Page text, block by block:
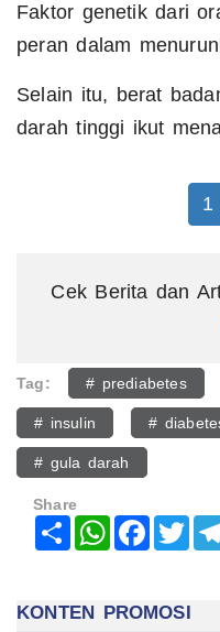
Faktor genetik dari
peran dalam
Selain itu, berat
darah tinggi ikut
1
Cek Berita dan
Tag: # prediabetes
# insulin #
# gula darah
Share
Share WhatsAppFacebook